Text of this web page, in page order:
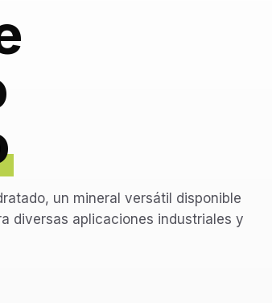
un mineral versátil disponible
diversas aplicaciones industriales y